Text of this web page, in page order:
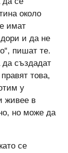
около
имат
и да не
пишат те.
създадат
това,
у
живее в
но може да
се